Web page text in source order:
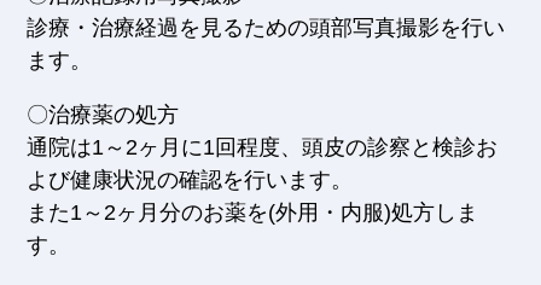
診療・治療経過を見るための頭部写真撮影を行い
ます。
〇治療薬の処方
通院は1～2ヶ月に1回程度、頭皮の診察と検診お
よび健康状況の確認を行います。
また1～2ヶ月分のお薬を(外用・内服)処方しま
す。